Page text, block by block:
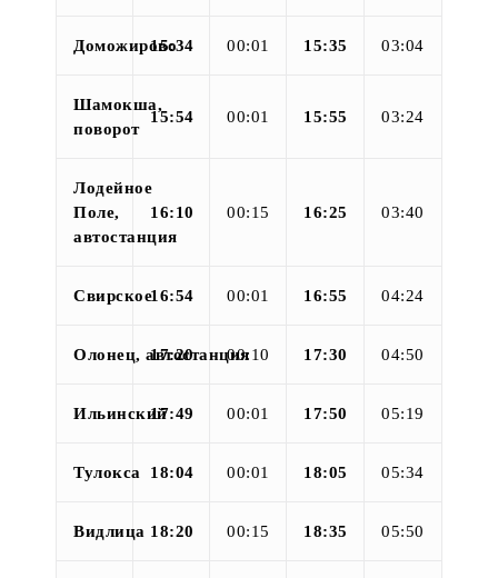
Доможирово
15:34 00:01 15:35 03:04
Шамокша,
поворот
15:54 00:01 15:55 03:24
Лодейное
Поле,
автостанция
16:10 00:15 16:25 03:40
Свирское16:54 00:01 16:55 04:24
Олонец, автостанция
17:20 00:10 17:30 04:50
Ильинский17:49 00:01 17:50 05:19
Тулокса 18:04 00:01 18:05 05:34
Видлица 18:20 00:15 18:35 05:50